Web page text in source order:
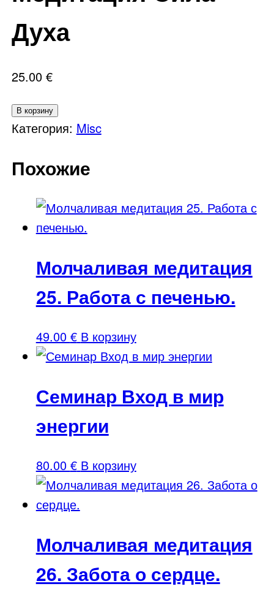
Духа
25.00 €
Количество
товара
Сила
В корзину
Категория: Misc
Похожие
Молчаливая медитация
25. Работа с печенью.
49.00 € В корзину
Семинар Вход в мир
энергии
80.00 € В корзину
Молчаливая медитация
26. Забота о сердце.